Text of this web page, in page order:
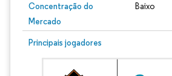
Concentração do
Mercado
Baixo
Principais jogadores